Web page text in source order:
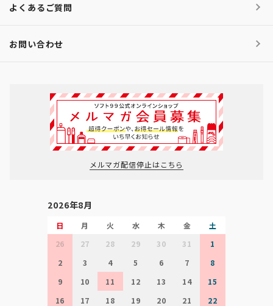
よくあるご質問
お問い合わせ
メルマガ配信停止はこちら
2026年8月
日 月 火 水 木 金
土
26
27 28 29 30 31
1
2
3 4 5 6 7
8
9
10 11 12 13 14
15
16
17 18 19 20 21 22